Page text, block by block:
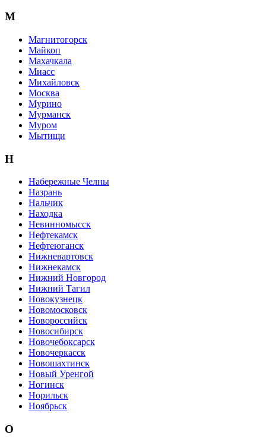
М
Магнитогорск
Майкоп
Махачкала
Миасс
Михайловск
Москва
Мурино
Мурманск
Муром
Мытищи
Н
Набережные Челны
Назрань
Нальчик
Находка
Невинномысск
Нефтекамск
Нефтеюганск
Нижневартовск
Нижнекамск
Нижний Новгород
Нижний Тагил
Новокузнецк
Новомосковск
Новороссийск
Новосибирск
Новочебоксарск
Новочеркасск
Новошахтинск
Новый Уренгой
Ногинск
Норильск
Ноябрьск
О